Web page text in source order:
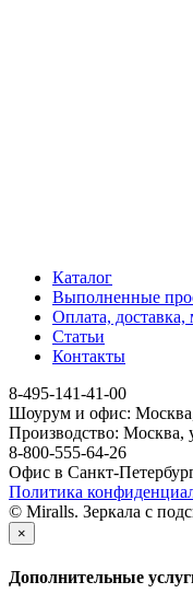
Каталог
Выполненные
Оплата,
Статьи
Контакты
8-495-141-41-00
Шоурум и офис: Москва,
Производство: Москва,
8-800-555-64-26
Офис в Санкт-
Политика
© Miralls. Зеркала с
×
Дополнительные